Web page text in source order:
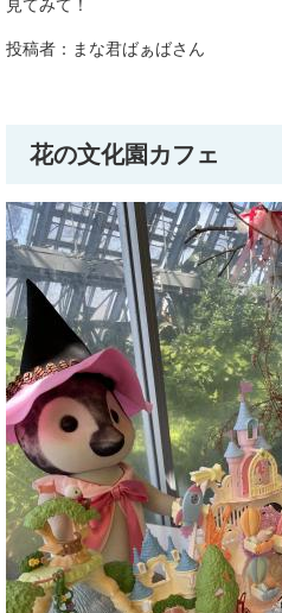
見てみて！​
投稿者：まな君ばぁばさん
花の文化園カフェ